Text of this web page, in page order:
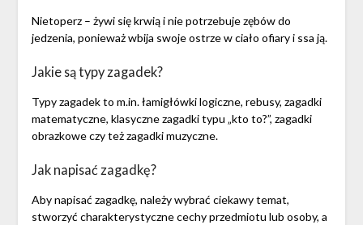
Nietoperz – żywi się krwią i nie potrzebuje zębów do
jedzenia, ponieważ wbija swoje ostrze w ciało ofiary i ssa ją.
Jakie są typy zagadek?
Typy zagadek to m.in. łamigłówki logiczne, rebusy, zagadki
matematyczne, klasyczne zagadki typu „kto to?”, zagadki
obrazkowe czy też zagadki muzyczne.
Jak napisać zagadkę?
Aby napisać zagadkę, należy wybrać ciekawy temat,
stworzyć charakterystyczne cechy przedmiotu lub osoby, a